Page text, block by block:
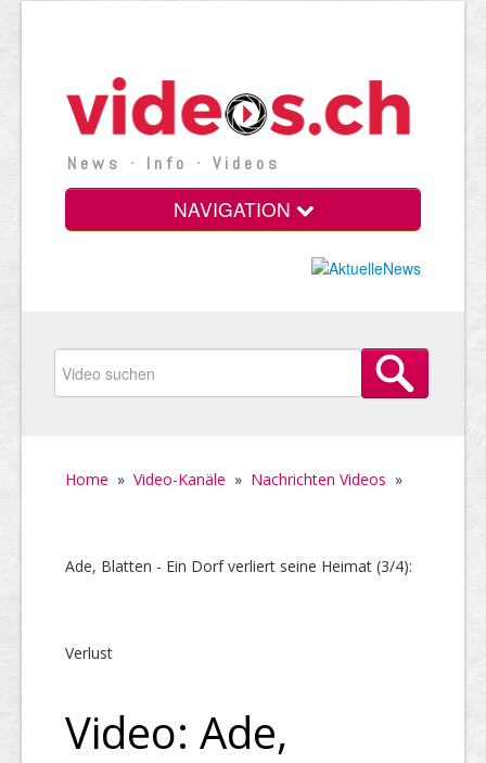
News · Info · Videos
NAVIGATION
Home » Video-Kanäle » Nachrichten Videos »
Ade, Blatten - Ein Dorf verliert seine Heimat (3/4):
Verlust
Video: Ade,